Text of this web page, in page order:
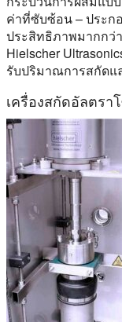
ค่าที่ซับซ้อน – ประก
ประสิทธิภาพมากกว่
Hielscher
รับปริมาณการสกัดแ
เครื่องสกัดอัลตร